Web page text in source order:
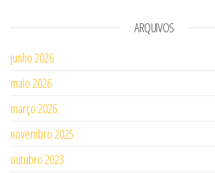
ARQUIVOS
junho 2026
maio 2026
março 2026
novembro 2025
outubro 2023